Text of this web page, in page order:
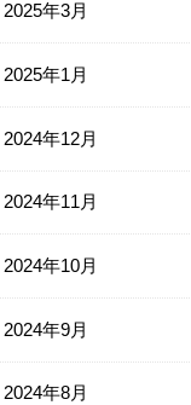
2025年3月
2025年1月
2024年12月
2024年11月
2024年10月
2024年9月
2024年8月